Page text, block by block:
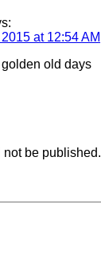
at 12:54 AM
old days
be published.